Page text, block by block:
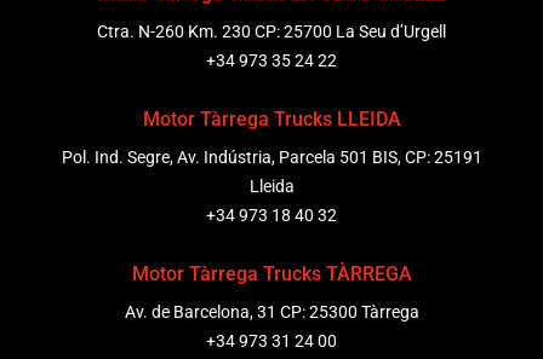
Ctra. N-260 Km. 230 CP: 25700 La Seu d’Urgell
+34 973 35 24 22
Motor Tàrrega Trucks LLEIDA
Pol. Ind. Segre, Av. Indústria, Parcela 501 BIS, CP: 25191
Lleida
+34 973 18 40 32
Motor Tàrrega Trucks TÀRREGA
Av. de Barcelona, 31 CP: 25300 Tàrrega
+34 973 31 24 00